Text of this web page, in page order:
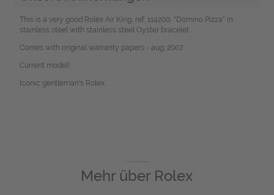
This is a very good Rolex Air King, ref. 114200, "Domino Pizza" in
stainless steel with stainless steel Oyster bracelet.
Comes with original warranty papers - aug. 2007.
Current model!
Iconic gentleman's Rolex.
Mehr über Rolex